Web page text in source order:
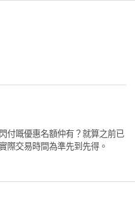
付嘅優惠名額仲有？就算之前已
際交易時間為準先到先得。